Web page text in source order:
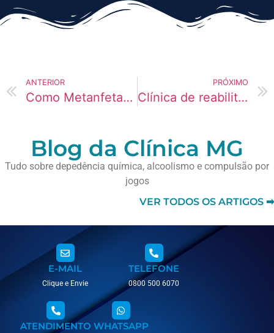
ANTERIOR
Como Metanfetamina causa perda de peso rápida em pais
PRÓXIMO
Clínica de reabilitação para Videogames: foco em trabalhadores noturnos
Blog da Clínica MG
Tudo sobre depedência química, alcoolismo e compulsão por
jogos
VER TODOS OS ARTIGOS ➡
E-MAIL
Clique e Envie
TELEFONE
0800 500 6070
ATENDIMENTO WHATSAPP